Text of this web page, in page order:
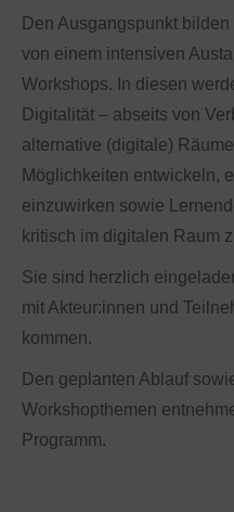
Den Ausgangspunkt
von einem intensiven
Workshops. In diesen
Digitalität – abseits von
alternative (digitale)
Möglichkeiten entwickeln,
einzuwirken sowie
kritisch im digitalen Raum
Sie sind herzlich
mit Akteur:innen und
kommen.
Den geplanten Ablauf
Workshopthemen
Programm.